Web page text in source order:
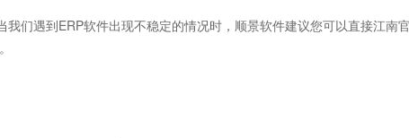
们遇到ERP软件出现不稳定的情况时，顺景软件建议您可以直接江南